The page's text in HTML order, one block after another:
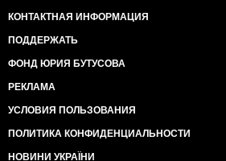
КОНТАКТНАЯ ИНФОРМАЦИЯ
ПОДДЕРЖАТЬ
ФОНД ЮРИЯ БУТУСОВА
РЕКЛАМА
УСЛОВИЯ ПОЛЬЗОВАНИЯ
ПОЛИТИКА КОНФИДЕНЦИАЛЬНОСТИ
НОВИНИ УКРАЇНИ